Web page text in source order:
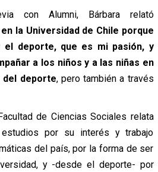
con Alumni, Bárbara relató
la Universidad de Chile porque
el deporte, que es mi pasión, y
a los niños y a las niñas en
deporte, pero también a través
de Ciencias Sociales relata
por su interés y trabajo
del país, por la forma de ser
y -desde el deporte- por